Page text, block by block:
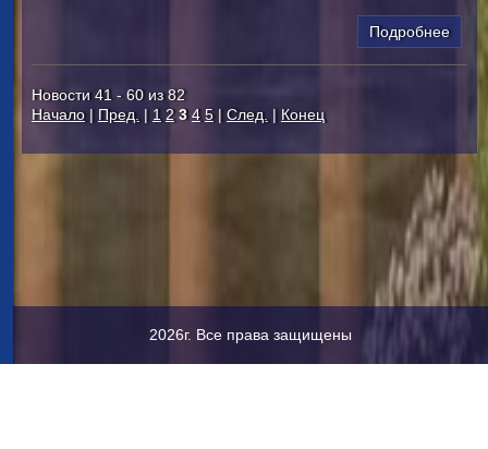
Подробнее
Новости 41 - 60 из 82
Начало| Пред.| 1 2 3 4 5| След. | Конец
2026г. Все права защищены